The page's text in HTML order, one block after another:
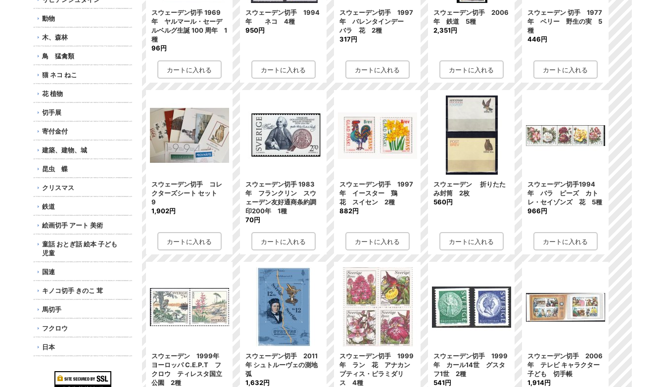
動物
木、森林
鳥 猛禽類
猫 ネコ ねこ
花 植物
切手展
寄付金付
建築、建物、城
昆虫 蝶
クリスマス
鉄道
絵画切手 アート 美術
童話 おとぎ話 絵本 子ども
児童
国連
キノコ切手 きのこ 茸
馬切手
フクロウ
日本
スウェーデン切手 1969
年 ヤルマール・セーデ
ルベルグ生誕 100 周年 1
種
96円
スウェーデン切手 1994
年 ネコ 4種
950円
スウェーデン切手 1997
年 バレンタインデー
バラ 花 2種
317円
スウェーデン切手 2006
年 鉄道 5種
2,351円
スウェーデン 切手 1977
年 ベリー 野生の実 5
種
446円
スウェーデン切手 コレ
クターズシート セット
9
1,902円
スウェーデン切手 1983
年 フランクリン スウ
ェーデン友好通商条約調
印200年 1種
70円
スウェーデン切手 1997
年 イースター 鶏
花 スイセン 2種
882円
スウェーデン 折りたた
み封筒 2枚
560円
スウェーデン切手1994
年 バラ ピーズ カト
レ・セイゾンズ 花 5種
966円
スウェーデン 1999年
ヨーロッパ C.E.P.T フ
クロウ ティレスタ国立
公園 2種
スウェーデン切手 2011
年 シュトルーヴェの測地
弧
1,632円
スウェーデン切手 1999
年 ラン 花 アナカン
プティス・ピラミダリ
ス 4種
スウェーデン切手 1999
年 カール14世 グスタ
フ1世 2種
541円
スウェーデン切手 2006
年 テレビ キャラクター
子ども 切手帳
1,914円